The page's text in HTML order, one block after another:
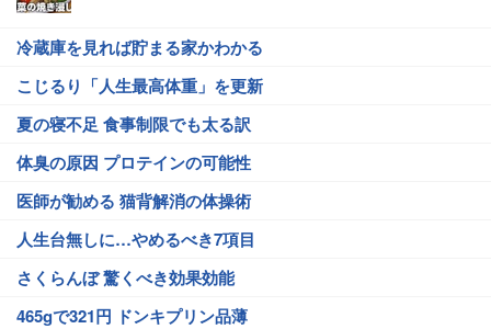
冷蔵庫を見れば貯まる家かわかる
こじるり「人生最高体重」を更新
夏の寝不足 食事制限でも太る訳
体臭の原因 プロテインの可能性
医師が勧める 猫背解消の体操術
人生台無しに…やめるべき7項目
さくらんぼ 驚くべき効果効能
465gで321円 ドンキプリン品薄